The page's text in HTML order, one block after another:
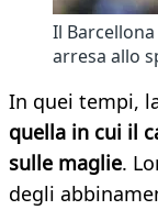
Il
arresa allo
In quei tempi,
quella in cui il
sulle maglie.
degli